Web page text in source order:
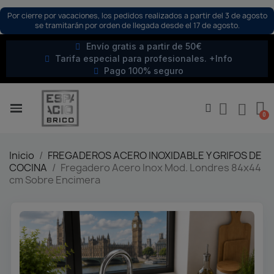
Por cierre por vacaciones, los pedidos realizados a partir del 3 de agosto
se tramitarán por orden de llegada desde el 17 de agosto.
Envío gratis a partir de 50€
Tarifa especial para profesionales. +Info
Pago 100% seguro
Inicio
FREGADEROS ACERO INOXIDABLE Y GRIFOS DE
COCINA
Fregadero Acero Inox Mod. Londres 84x44
cm Sobre Encimera